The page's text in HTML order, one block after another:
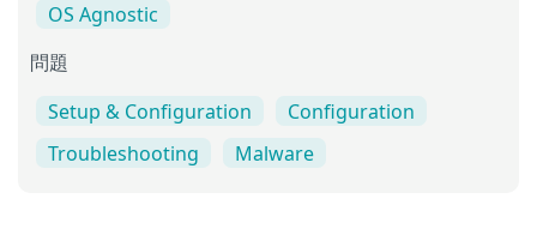
OS Agnostic
問題
Setup & Configuration
Configuration
Troubleshooting
Malware